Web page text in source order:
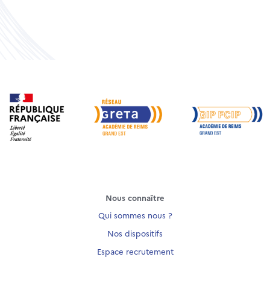
Nous connaître
Qui sommes nous ?
Nos dispositifs
Espace recrutement